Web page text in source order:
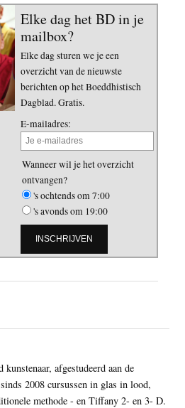
Elke dag het BD in je
mailbox?
Elke dag sturen we je een
overzicht van de nieuwste
berichten op het Boeddhistisch
Dagblad. Gratis.
E-mailadres:
Wanneer wil je het overzicht
ontvangen?
's ochtends om 7:00
's avonds om 19:00
afgestudeerd aan de
2008 cursussen in glas in lood,
methode - en Tiffany 2- en 3- D.